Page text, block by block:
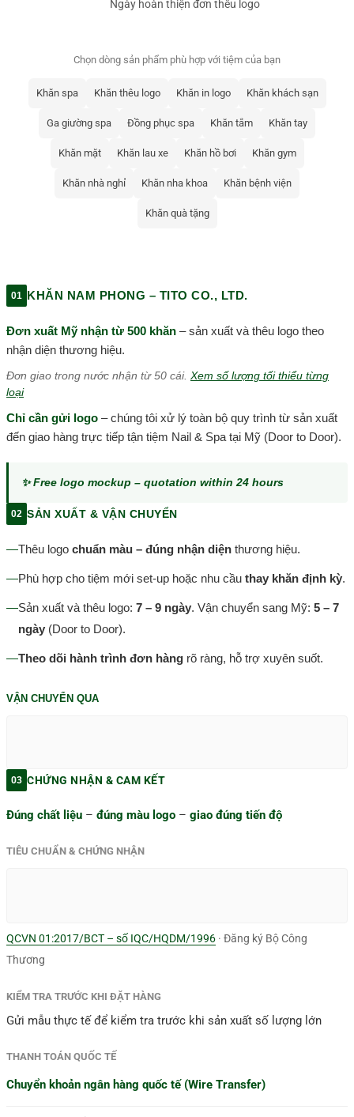
Ngày hoàn thiện đơn thêu logo
Chọn dòng sản phẩm phù hợp với tiệm của bạn
Khăn spa Khăn thêu logo Khăn in logo Khăn khách sạn
Ga giường spa Đồng phục spa Khăn tắm Khăn tay
Khăn mặt Khăn lau xe Khăn hồ bơi Khăn gym
Khăn nhà nghỉ Khăn nha khoa Khăn bệnh viện
Khăn quà tặng
01 KHĂN NAM PHONG – TITO CO., LTD.
Đơn xuất Mỹ nhận từ 500 khăn – sản xuất và thêu logo theo
nhận diện thương hiệu.
Đơn giao trong nước nhận từ 50 cái. Xem số lượng tối thiểu từng
loại
Chỉ cần gửi logo – chúng tôi xử lý toàn bộ quy trình từ sản xuất
đến giao hàng trực tiếp tận tiệm Nail & Spa tại Mỹ (Door to Door).
✨ Free logo mockup – quotation within 24 hours
02 SẢN XUẤT & VẬN CHUYỂN
—Thêu logo chuẩn màu – đúng nhận diện thương hiệu.
—Phù hợp cho tiệm mới set-up hoặc nhu cầu thay khăn định kỳ.
—Sản xuất và thêu logo: 7 – 9 ngày. Vận chuyển sang Mỹ: 5 – 7
ngày (Door to Door).
—Theo dõi hành trình đơn hàng rõ ràng, hỗ trợ xuyên suốt.
VẬN CHUYỂN QUA
03 CHỨNG NHẬN & CAM KẾT
Đúng chất liệu – đúng màu logo – giao đúng tiến độ
TIÊU CHUẨN & CHỨNG NHẬN
QCVN 01:2017/BCT – số IQC/HQDM/1996 · Đăng ký Bộ Công
Thương
KIỂM TRA TRƯỚC KHI ĐẶT HÀNG
Gửi mẫu thực tế để kiểm tra trước khi sản xuất số lượng lớn
THANH TOÁN QUỐC TẾ
Chuyển khoản ngân hàng quốc tế (Wire Transfer)